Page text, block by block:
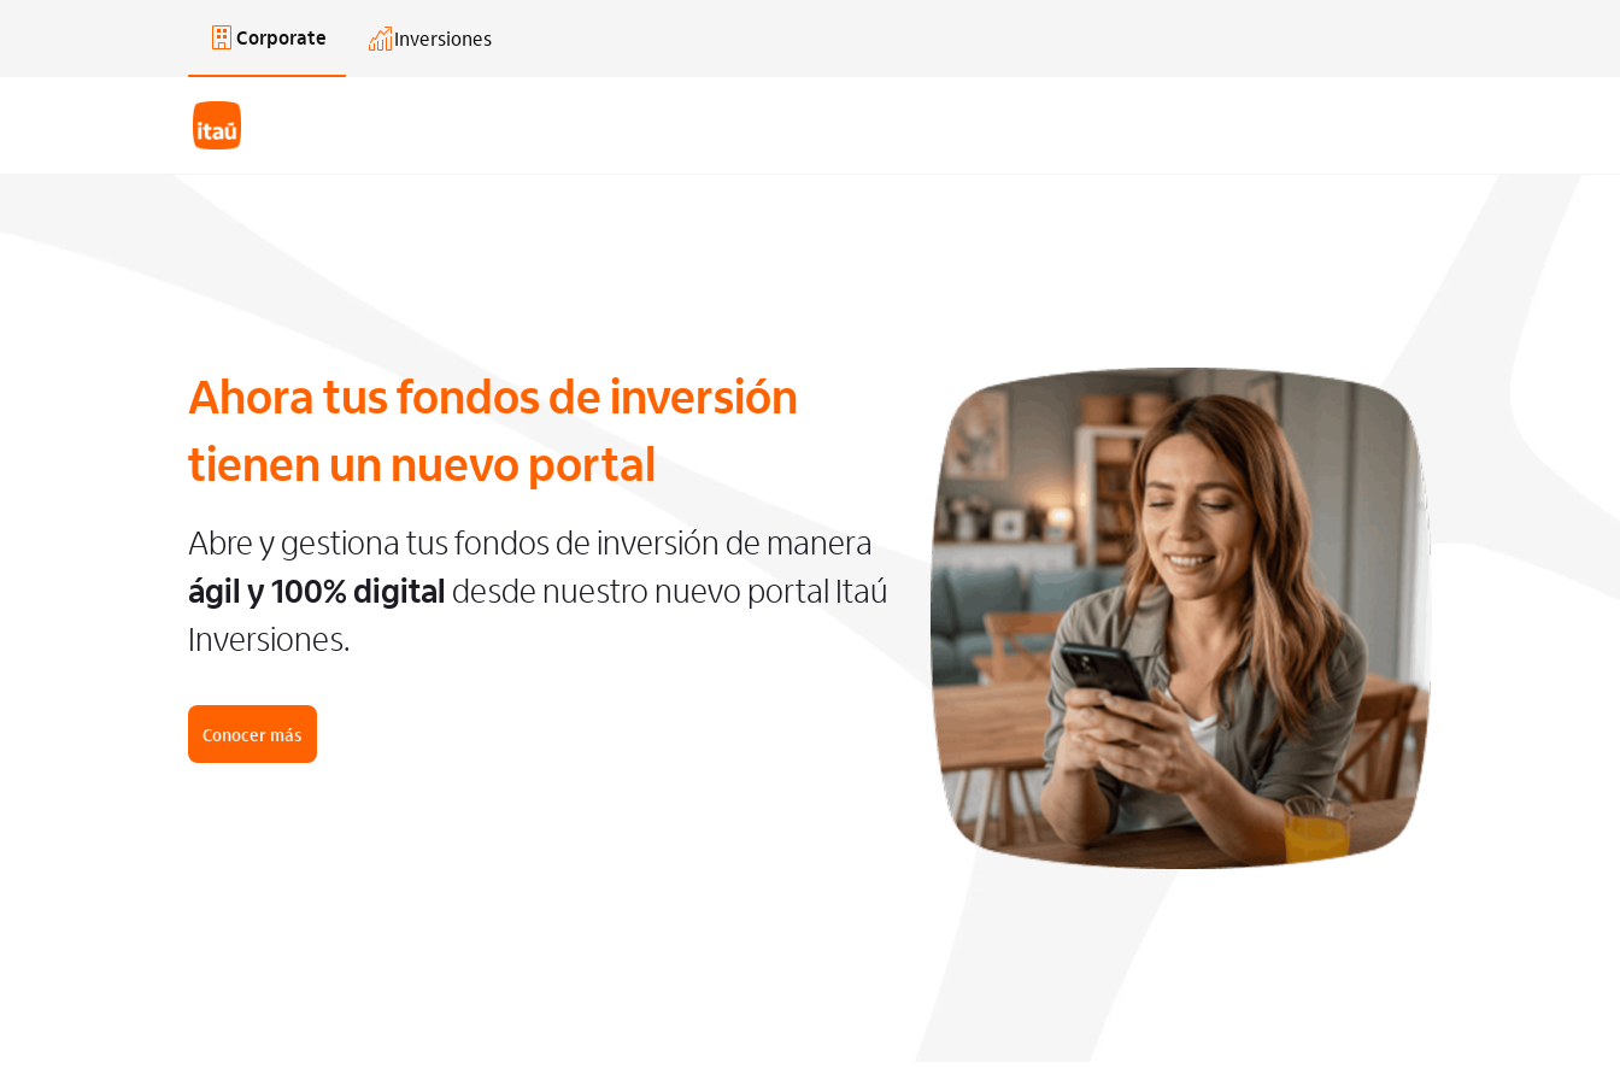
Saltar al contenido principalCorporate Inversiones
Ahora tus fondos de inversión
tienen un nuevo portal
Abre y gestiona tus fondos de inversión de manera
ágil y 100% digital desde nuestro nuevo portal Itaú
Inversiones.
Conocer más